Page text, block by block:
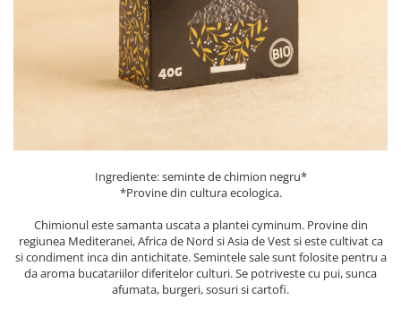
CIOCOLATĂ ȘI CACAO
REMEDII NATURISTE
TOATE PRODUSELE
Ingrediente: seminte de chimion negru*
*Provine din cultura ecologica.
Chimionul este samanta uscata a plantei cyminum. Provine din
regiunea Mediteranei, Africa de Nord si Asia de Vest si este cultivat ca
si condiment inca din antichitate. Semintele sale sunt folosite pentru a
da aroma bucatariilor diferitelor culturi. Se potriveste cu pui, sunca
afumata, burgeri, sosuri si cartofi.